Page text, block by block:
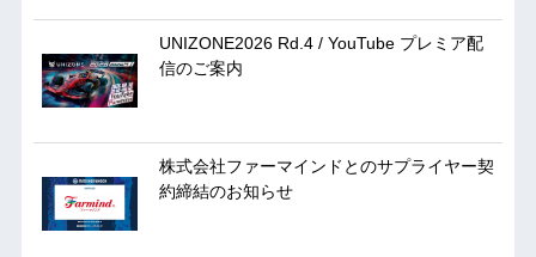
UNIZONE2026 Rd.4 / YouTube プレミア配
信のご案内
株式会社ファーマインドとのサプライヤー契
約締結のお知らせ